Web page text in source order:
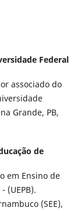
Federal
associado do
Grande, PB,
de
em Ensino de
(UEPB).
(SEE),